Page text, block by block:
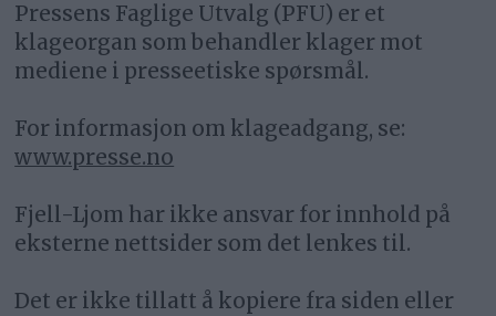
Pressens Faglige Utvalg (PFU) er et
klageorgan som behandler klager mot
mediene i presseetiske spørsmål.
For informasjon om klageadgang, se:
www.presse.no
Fjell-Ljom har ikke ansvar for innhold på
eksterne nettsider som det lenkes til.
Det er ikke tillatt å kopiere fra siden eller